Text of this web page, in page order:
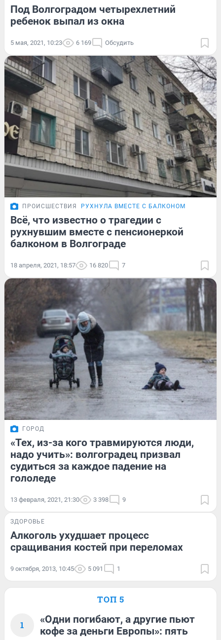
Под Волгоградом четырехлетний
ребенок выпал из окна
5 мая, 2021, 10:23 6 169 Обсудить
ПРОИСШЕСТВИЯ РУХНУЛА ВМЕСТЕ С БАЛКОНОМ
Всё, что известно о трагедии с
рухнувшим вместе с пенсионеркой
балконом в Волгограде
18 апреля, 2021, 18:57 16 820 7
ГОРОД
«Тех, из-за кого травмируются люди,
надо учить»: волгоградец призвал
судиться за каждое падение на
гололеде
13 февраля, 2021, 21:30 3 398 9
ЗДОРОВЬЕ
Алкоголь ухудшает процесс
сращивания костей при переломах
9 октября, 2013, 10:45 5 091 1
ТОП 5
1
«Одни погибают, а другие пьют
кофе за деньги Европы»: пять